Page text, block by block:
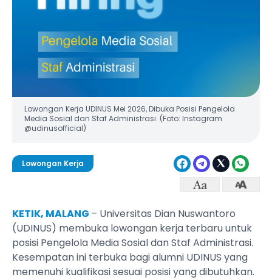
Lowongan Kerja UDINUS Mei 2026, Dibuka Posisi Pengelola
Media Sosial dan Staf Administrasi. (Foto: Instagram
@udinusofficial)
Lowongan Kerja
KETIK, MALANG – Universitas Dian Nuswantoro
(UDINUS) membuka lowongan kerja terbaru untuk
posisi Pengelola Media Sosial dan Staf Administrasi.
Kesempatan ini terbuka bagi alumni UDINUS yang
memenuhi kualifikasi sesuai posisi yang dibutuhkan.